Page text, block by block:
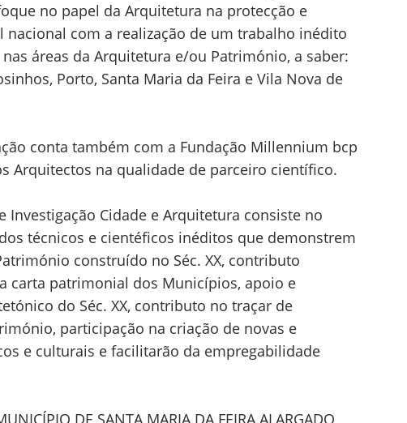
no papel da Arquitetura na protecção e
com a realização de um trabalho inédito
áreas da Arquitetura e/ou Património, a saber:
Porto, Santa Maria da Feira e Vila Nova de
conta também com a Fundação Millennium bcp
Arquitectos na qualidade de parceiro científico.
Investigação Cidade e Arquitetura consiste no
técnicos e cientéficos inéditos que demonstrem
construído no Séc. XX, contributo
carta patrimonial dos Municípios, apoio e
do Séc. XX, contributo no traçar de
participação na criação de novas e
e culturais e facilitarão da empregabilidade
DE SANTA MARIA DA FEIRA ALARGADO